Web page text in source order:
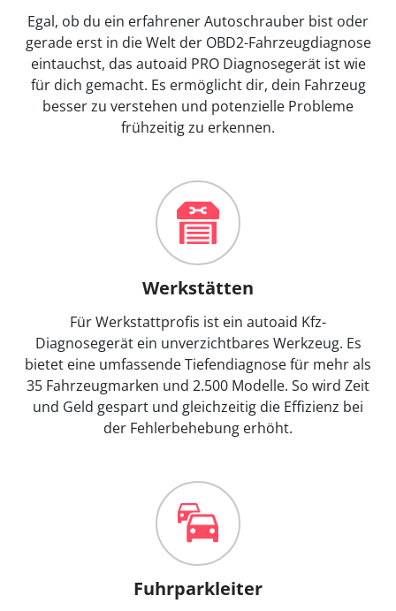
Egal, ob du ein erfahrener Autoschrauber bist oder
gerade erst in die Welt der OBD2-Fahrzeugdiagnose
eintauchst, das autoaid PRO Diagnosegerät ist wie
für dich gemacht. Es ermöglicht dir, dein Fahrzeug
besser zu verstehen und potenzielle Probleme
frühzeitig zu erkennen.
Werkstätten
Für Werkstattprofis ist ein autoaid Kfz-
Diagnosegerät ein unverzichtbares Werkzeug. Es
bietet eine umfassende Tiefendiagnose für mehr als
35 Fahrzeugmarken und 2.500 Modelle. So wird Zeit
und Geld gespart und gleichzeitig die Effizienz bei
der Fehlerbehebung erhöht.
Fuhrparkleiter